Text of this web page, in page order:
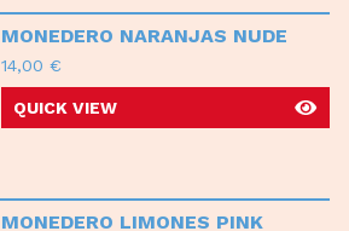
MONEDERO NARANJAS NUDE
14,00 €
QUICK VIEW
MONEDERO LIMONES PINK